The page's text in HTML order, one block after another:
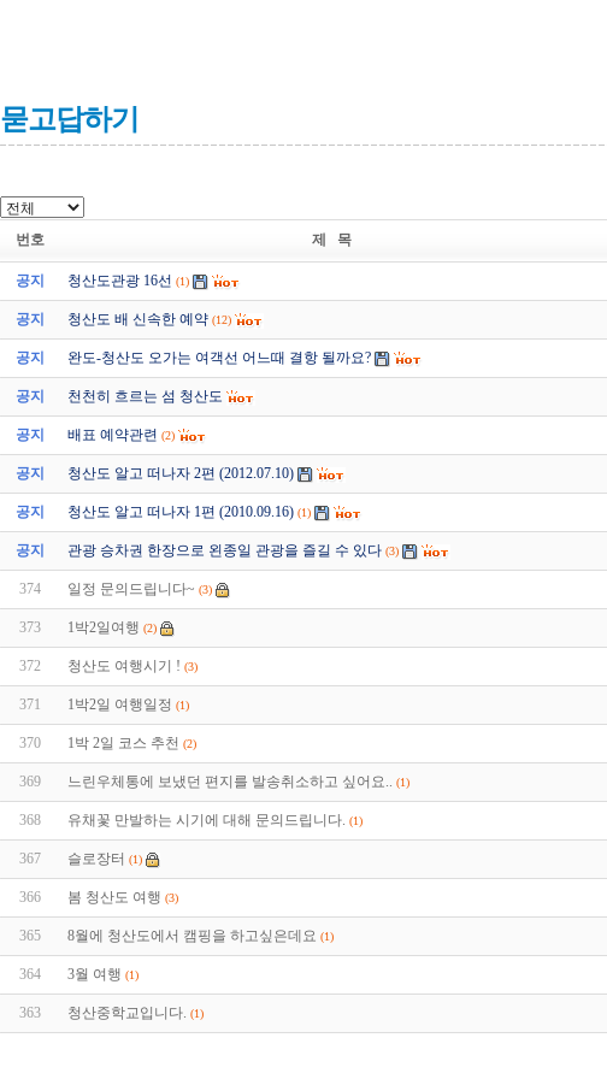
묻고답하기
번호
제 목
공지 청산도관광 16선 (1)
공지 청산도 배 신속한 예약 (12)
공지 완도-청산도 오가는 여객선 어느때 결항 될까요?
공지 천천히 흐르는 섬 청산도
공지 배표 예약관련 (2)
공지 청산도 알고 떠나자 2편 (2012.07.10)
공지 청산도 알고 떠나자 1편 (2010.09.16) (1)
공지 관광 승차권 한장으로 왼종일 관광을 즐길 수 있다 (3)
374 일정 문의드립니다~ (3)
373 1박2일여행 (2)
372 청산도 여행시기 ! (3)
371 1박2일 여행일정 (1)
370 1박 2일 코스 추천 (2)
369 느린우체통에 보냈던 편지를 발송취소하고 싶어요.. (1)
368 유채꽃 만발하는 시기에 대해 문의드립니다. (1)
367 슬로장터 (1)
366 봄 청산도 여행 (3)
365 8월에 청산도에서 캠핑을 하고싶은데요 (1)
364 3월 여행 (1)
363 청산중학교입니다. (1)